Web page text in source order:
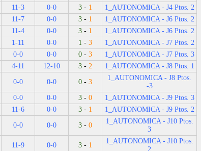
11-3 0-0 3 - 1
1_AUTONOMICA - J4 Ptos. 2
11-7 0-0 3 - 1
1_AUTONOMICA - J6 Ptos. 2
11-4 0-0 3 - 1
1_AUTONOMICA - J6 Ptos. 2
1-11 0-0 1 - 3
1_AUTONOMICA - J7 Ptos. 2
0-0 0-0 0 - 3
1_AUTONOMICA - J7 Ptos. 3
4-11 12-10 3 - 2 1_AUTONOMICA - J8 Ptos. 1
0-0 0-0 0 - 3
1_AUTONOMICA - J8 Ptos.
-3
0-0 0-0 3 - 0
1_AUTONOMICA - J9 Ptos. 3
11-6 0-0 3 - 1 1_AUTONOMICA - J9 Ptos. 2
0-0 0-0 3 - 0
1_AUTONOMICA - J10 Ptos.
3
11-9 0-0 3 - 1
1_AUTONOMICA - J10 Ptos.
2